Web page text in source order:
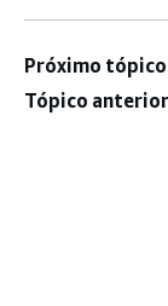
Próximo
Tópico